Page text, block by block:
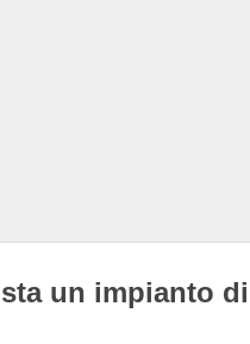
un impianto